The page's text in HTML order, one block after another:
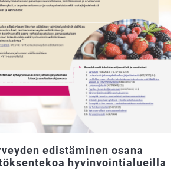
edistäminen osana
hyvinvointialueilla